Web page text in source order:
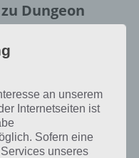
Dungeon
Spiele App, welche von
verlinkt.
an unserem
Internetseiten ist
Sofern eine
unseres